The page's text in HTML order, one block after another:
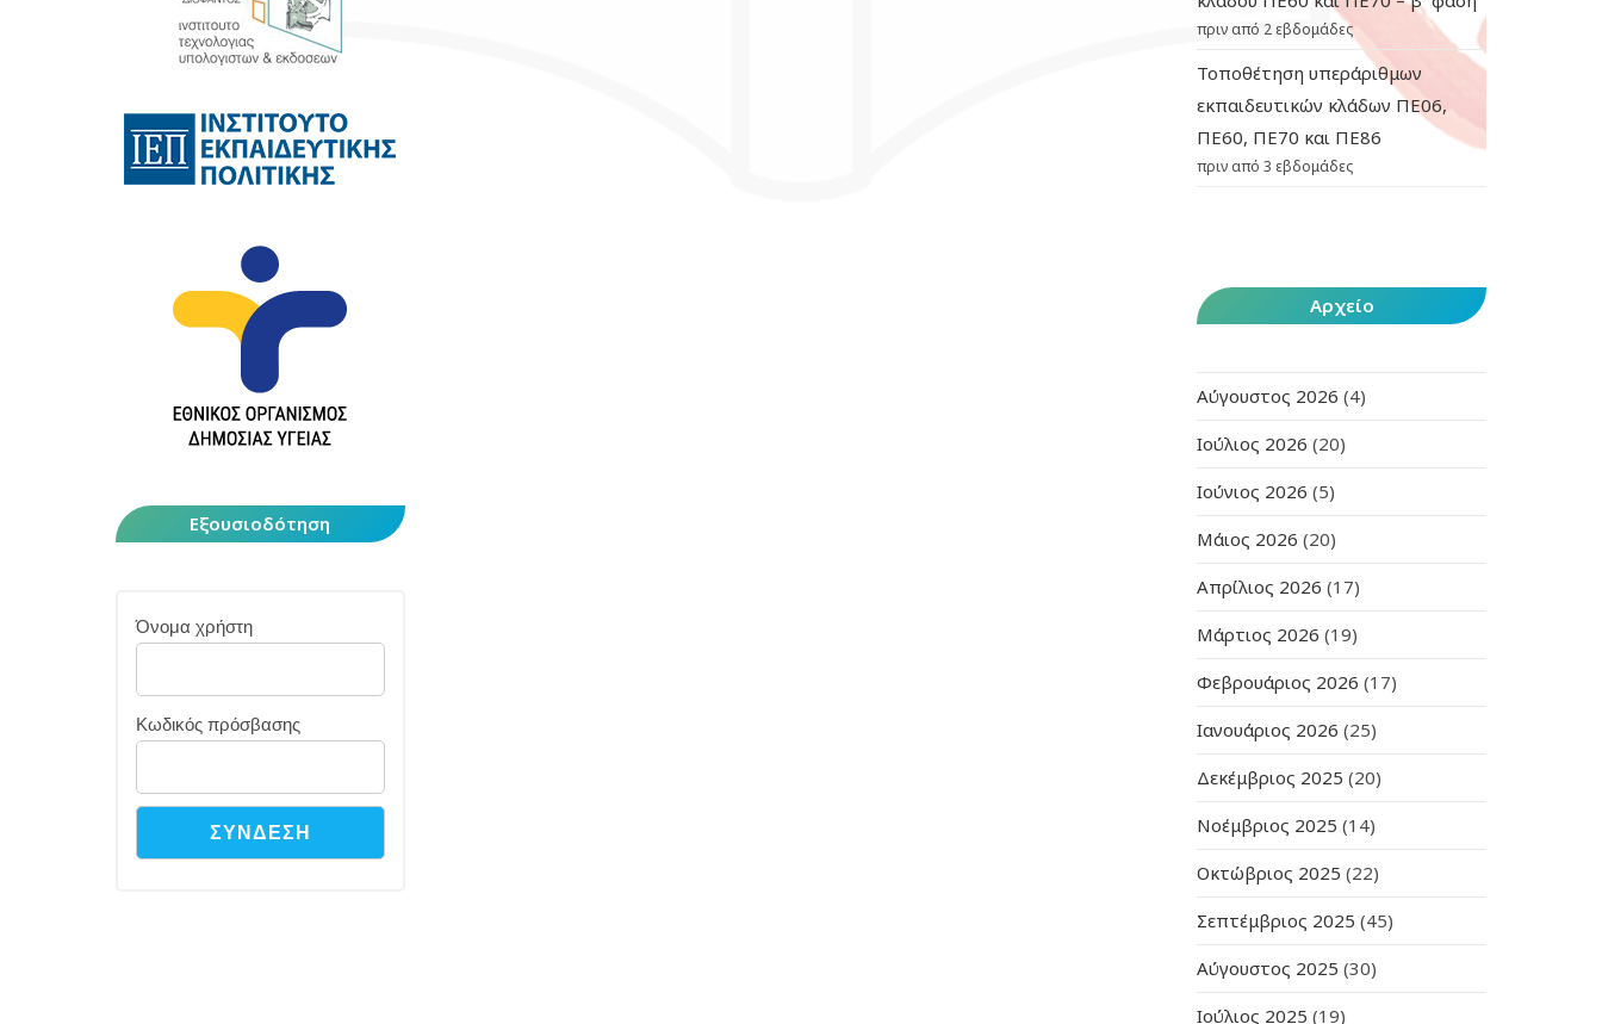
Εξουσιοδότηση
Όνομα χρήστη
Κωδικός πρόσβασης
πριν από 2 εβδομάδες
Τοποθέτηση υπεράριθμων
εκπαιδευτικών κλάδων ΠΕ06,
ΠΕ60, ΠΕ70 και ΠΕ86
πριν από 3 εβδομάδες
Αρχείο
Αύγουστος 2026 (4)
Ιούλιος 2026 (20)
Ιούνιος 2026 (5)
Μάιος 2026 (20)
Απρίλιος 2026 (17)
Μάρτιος 2026 (19)
Φεβρουάριος 2026 (17)
Ιανουάριος 2026 (25)
Δεκέμβριος 2025 (20)
Νοέμβριος 2025 (14)
Οκτώβριος 2025 (22)
Σεπτέμβριος 2025 (45)
Αύγουστος 2025 (30)
Ιούλιος 2025 (19)